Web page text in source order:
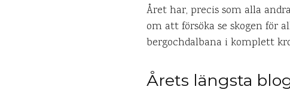
Året har, precis som alla
om att försöka se skogen för
bergochdalbana i komplett
Årets längsta